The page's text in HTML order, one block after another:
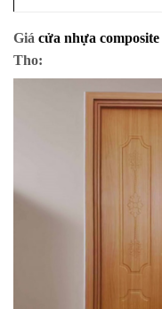
Giá cửa nhựa composite
Tho: